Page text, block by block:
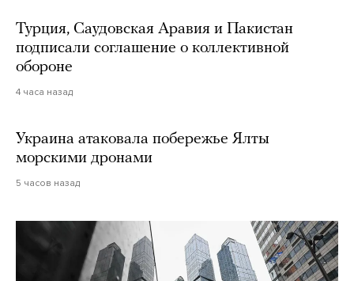
Турция, Саудовская Аравия и Пакистан
подписали соглашение о коллективной
обороне
4 часа назад
Украина атаковала побережье Ялты
морскими дронами
5 часов назад